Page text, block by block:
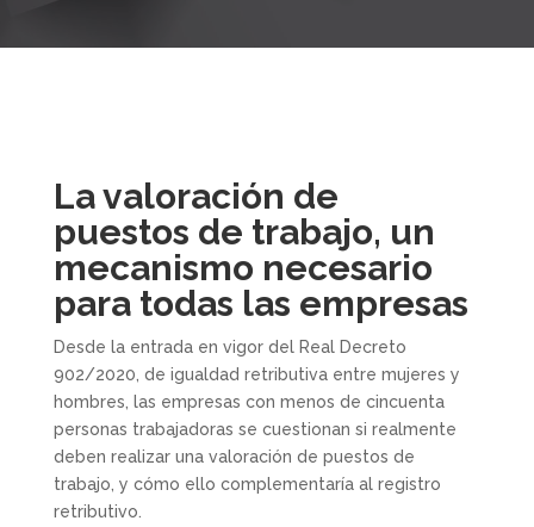
La valoración de
puestos de trabajo, un
mecanismo necesario
para todas las empresas
Desde la entrada en vigor del Real Decreto
902/2020, de igualdad retributiva entre mujeres y
hombres, las empresas con menos de cincuenta
personas trabajadoras se cuestionan si realmente
deben realizar una valoración de puestos de
trabajo, y cómo ello complementaría al registro
retributivo.